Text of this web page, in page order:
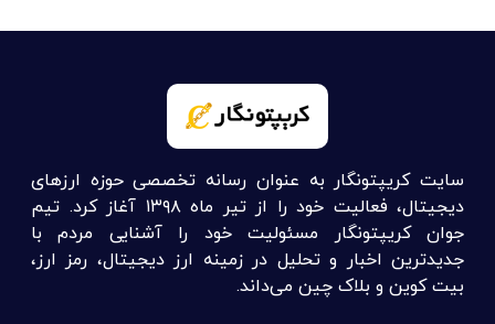
سایت کریپتونگار به عنوان رسانه تخصصی حوزه ارزهای
دیجیتال، فعالیت خود را از تیر ماه ۱۳۹۸ آغاز کرد. تیم
جوان کریپتونگار مسئولیت خود را آشنایی مردم با
جدیدترین اخبار و تحلیل در زمینه ارز دیجیتال، رمز ارز،
بیت کوین و بلاک چین می‌داند.